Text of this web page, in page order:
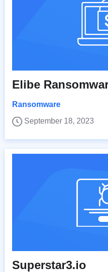
Elibe
Ransomware
September 18, 2023
Superstar3.io